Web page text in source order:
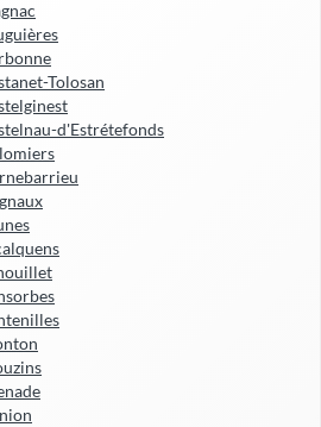
Tolosan
d'Estrétefonds